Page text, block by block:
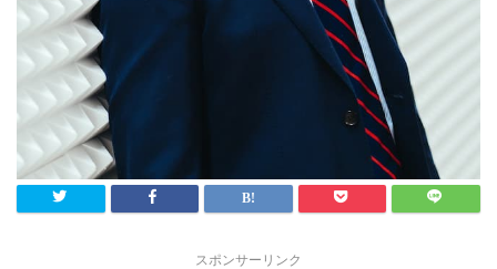
スポンサーリンク